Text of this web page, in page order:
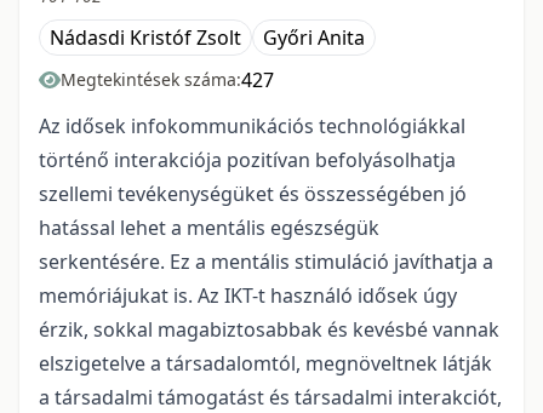
Nádasdi Kristóf Zsolt Győri Anita
Megtekintések száma:427
Az idősek infokommunikációs technológiákkal
történő interakciója pozitívan befolyásolhatja
szellemi tevékenységüket és összességében jó
hatással lehet a mentális egészségük
serkentésére. Ez a mentális stimuláció javíthatja a
memóriájukat is. Az IKT-t használó idősek úgy
érzik, sokkal magabiztosabbak és kevésbé vannak
elszigetelve a társadalomtól, megnöveltnek látják
a társadalmi támogatást és társadalmi interakciót,